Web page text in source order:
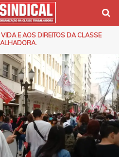
E AOS DIREITOS DA CLASSE